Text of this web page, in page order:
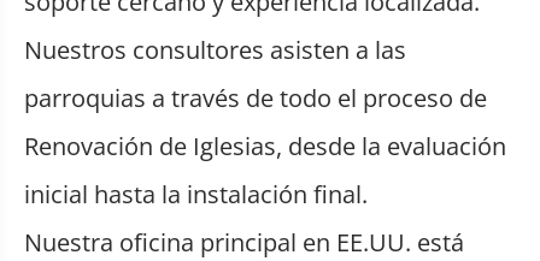
Nuestros consultores asisten a las
parroquias a través de todo el proceso de
Renovación de Iglesias, desde la evaluación
inicial hasta la instalación final.
Nuestra oficina principal en EE.UU. está